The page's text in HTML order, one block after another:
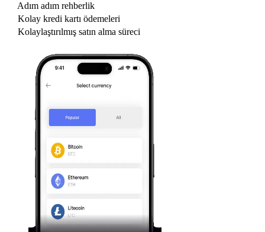
Adım adım rehberlik
Kolay kredi kartı ödemeleri
Kolaylaştırılmış satın alma süreci